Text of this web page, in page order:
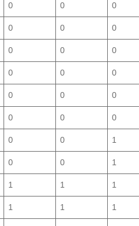
0 0 0
0 0 0
0 0 0
0 0 0
0 0 0
0 0 0
0 0 1
0 0 1
1 1 1
1 1 1